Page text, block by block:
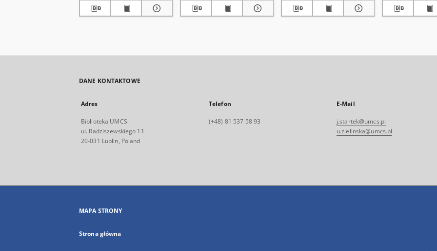
DANE KONTAKTOWE
Adres
Biblioteka UMCS
ul. Radziszewskiego 11
20-031 Lublin, Poland
Telefon
(+48) 81 537 58 93
E-Mail
j.startek@umcs.pl
u.zielinska@umcs.pl
MAPA STRONY
Strona główna